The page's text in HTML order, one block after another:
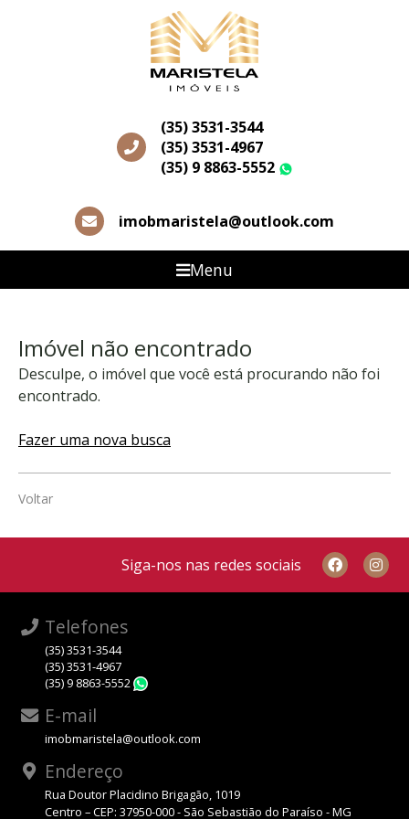
(35) 3531-3544
(35) 3531-4967
(35) 9 8863-5552
imobmaristela@outlook.com
Menu
Imóvel não encontrado
Desculpe, o imóvel que você está procurando não foi
encontrado.
Fazer uma nova busca
Voltar
Siga-nos nas redes sociais
Telefones
(35) 3531-3544
(35) 3531-4967
(35) 9 8863-5552
E-mail
imobmaristela@outlook.com
Endereço
Rua Doutor Placidino Brigagão, 1019
Centro – CEP: 37950-000 - São Sebastião do Paraíso - MG